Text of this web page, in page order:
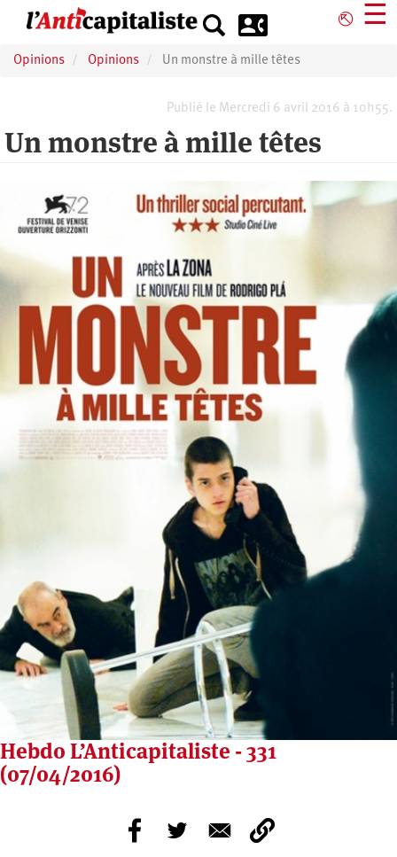
principal
⎋ ☰
Opinions Opinions Un monstre à mille têtes
Publié le Mercredi 6 avril 2016 à 10h55.
Un monstre à mille têtes
Hebdo L’Anticapitaliste - 331
(07/04/2016)